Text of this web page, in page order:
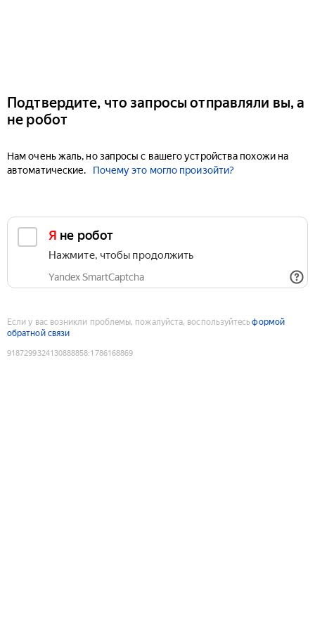
Подтвердите, что запросы отправляли вы, а
не робот
Нам очень жаль, но запросы с вашего устройства похожи на
автоматические.
Почему это могло произойти?
Я не робот
Нажмите, чтобы продолжить
Yandex SmartCaptcha
Если у вас возникли проблемы, пожалуйста, воспользуйтесьформой
обратной связи
9187299324130888858:1786168869